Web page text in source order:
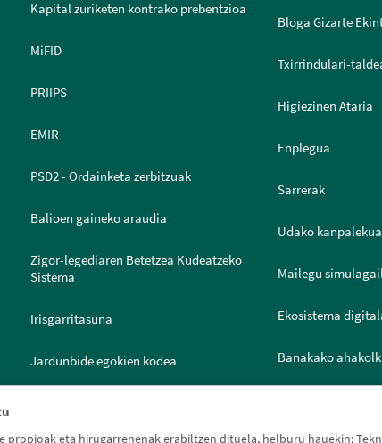
propioak eta hirugarrenenak erabiltzen dituela, helburu hauekin:
Kapital zuriketen kontrako prebentzioa
MiFID
PRIIPS
EMIR
PSD2 - Ordainketa zerbitzuak
Balioen gaineko araudia
Zigor-legediaren Betetzea Kudeatzeko
Sistema
Irisgarritasuna
Jardunbide egokien kodea
Bloga Gizarte
Txirrindulari-
Higiezinen Ataria
Enplegua
Sarrerak
Udako
Mailegu
Ekosistema
Banakako